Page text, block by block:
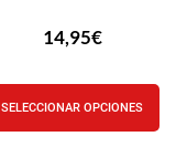
14,95€
SELECCIONAR OPCIONES